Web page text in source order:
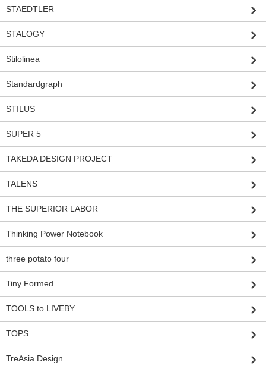
STAEDTLER
STALOGY
Stilolinea
Standardgraph
STILUS
SUPER 5
TAKEDA DESIGN PROJECT
TALENS
THE SUPERIOR LABOR
Thinking Power Notebook
three potato four
Tiny Formed
TOOLS to LIVEBY
TOPS
TreAsia Design